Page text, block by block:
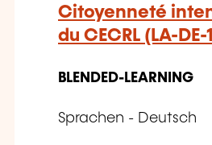
Citoyenneté
du CECRL (LA-DE-
BLENDED-LEARNING
Sprachen - Deutsch